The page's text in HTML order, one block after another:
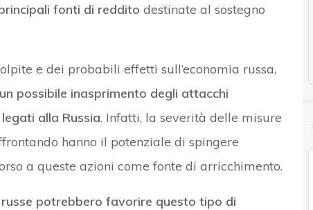
fonti di reddito destinate al sostegno
e dei probabili effetti sull’economia russa,
possibile inasprimento degli attacchi
alla Russia. Infatti, la severità delle misure
hanno il potenziale di spingere
a queste azioni come fonte di arricchimento.
potrebbero favorire questo tipo di